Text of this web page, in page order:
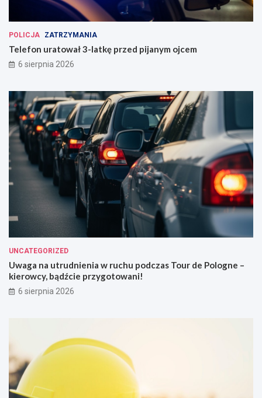
POLICJA ZATRZYMANIA
Telefon uratował 3-latkę przed pijanym ojcem
6 sierpnia 2026
UNCATEGORIZED
Uwaga na utrudnienia w ruchu podczas Tour de Pologne –
kierowcy, bądźcie przygotowani!
6 sierpnia 2026